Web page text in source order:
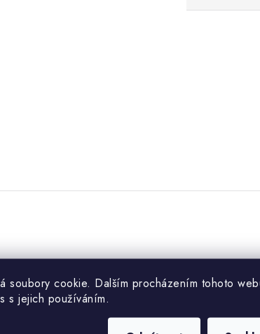
soubory cookie. Dalším procházením tohoto
s jejich používáním.